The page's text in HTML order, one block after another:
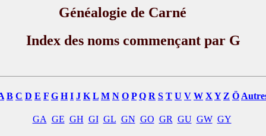
Généalogie de Carné
Index des noms commençant par G
B C D E F G H I J K L M N O P Q R S T U V W X Y Z Ö
GA GE GH GI GL GN GO GR GU GW GY